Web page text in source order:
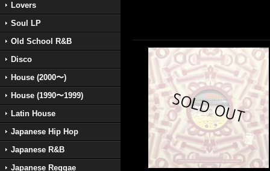
Lovers
Soul LP
Old School R&B
Disco
House (2000〜)
House (1990〜1999)
Latin House
Japanese Hip Hop
Japanese R&B
Japanese Reggae